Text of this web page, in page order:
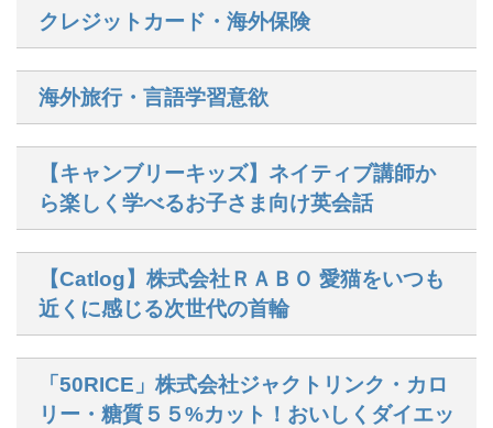
クレジットカード・海外保険
海外旅行・言語学習意欲
【キャンブリーキッズ】ネイティブ講師か
ら楽しく学べるお子さま向け英会話
【Catlog】株式会社ＲＡＢＯ 愛猫をいつも
近くに感じる次世代の首輪
「50RICE」株式会社ジャクトリンク・カロ
リー・糖質５５%カット！おいしくダイエッ